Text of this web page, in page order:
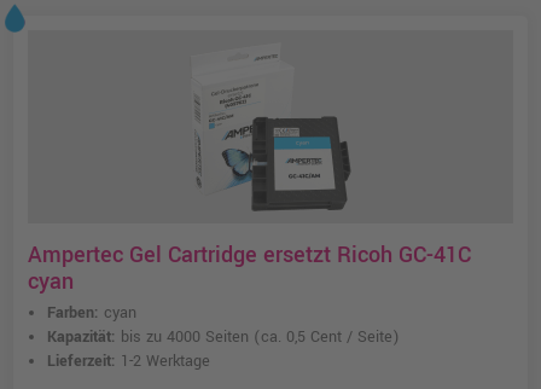
Ampertec Gel Cartridge ersetzt Ricoh GC-41C
cyan
Farben: cyan
Kapazität: bis zu 4000 Seiten (ca. 0,5 Cent / Seite)
Lieferzeit: 1-2 Werktage